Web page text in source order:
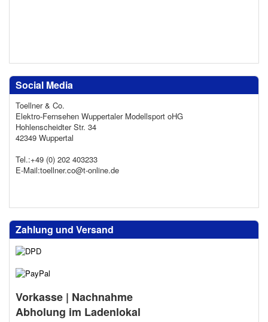
Social Media
Toellner & Co.
Elektro-Fernsehen Wuppertaler Modellsport oHG
Hohlenscheidter Str. 34
42349 Wuppertal
Tel.:+49 (0) 202 403233
E-Mail:toellner.co@t-online.de
Zahlung und Versand
Vorkasse | Nachnahme
Abholung im Ladenlokal